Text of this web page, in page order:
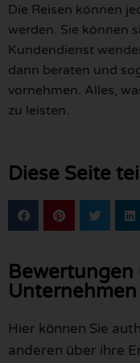
Die Reisen können
werden. Sie können
Kundendienst
dann beraten und
vornehmen. Alles,
zu leisten.
Diese Seite
Bewertungen
Unternehmen
Hier können Sie
anderen über ihre